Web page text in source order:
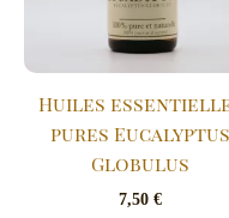
Huiles
pures Eucalyptus
Globulus
7,50 €